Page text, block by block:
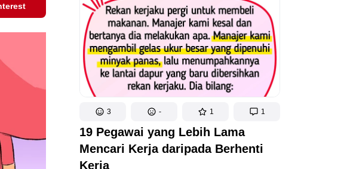
3 - 1 1
19 Pegawai yang Lebih Lama
Mencari Kerja daripada Berhenti
Kerja